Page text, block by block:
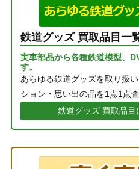
鉄道グッズ 買取品目一
実車部品から各種鉄道模型、
す。
あらゆる鉄道グッズを取り扱
ション・思い出の品を1点1点
鉄道グッズ 買取品目